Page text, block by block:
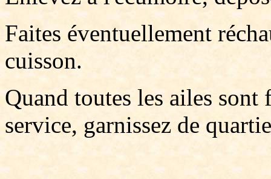
Faites éventuellement
cuisson.
Quand toutes les ailes
service, garnissez de